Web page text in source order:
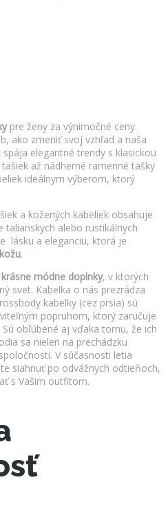
pre ženy za výnimočné ceny.
ako zmeniť svoj vzhľad a naša
elegantné trendy s klasickou
až nádherné ramenné tašky
ideálnym výberom, ktorý
a kožených kabeliek obsahuje
alebo rustikálnych
lásku a eleganciu, ktorá je
.
krásne módne doplnky, v ktorých
svet. Kabelka o nás prezrádza
kabelky (cez prsia) sú
popruhom, ktorý zaručuje
obľúbené aj vďaka tomu, že ich
sa nielen na prechádzku
V súčasnosti letia
siahnuť po odvážnych odtieňoch,
s Vašim outfitom.